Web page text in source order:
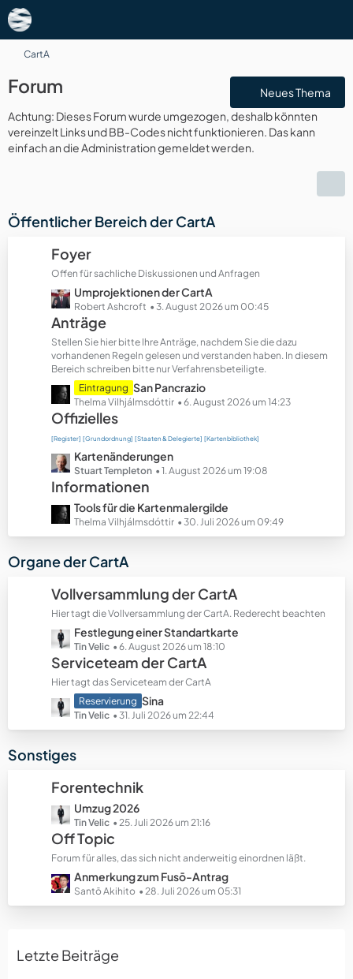
CartA
Forum
Neues Thema
Achtung: Dieses Forum wurde umgezogen, deshalb könnten
vereinzelt Links und BB-Codes nicht funktionieren. Das kann
einfach an die Administration gemeldet werden.
Öffentlicher Bereich der CartA
Foyer
Offen für sachliche Diskussionen und Anfragen
L
e
t
z
t
e
B
e
i
t
ä
g
e
Umprojektionen der CartA
Robert Ashcroft 3. August 2026 um 00:45
Anträge
Stellen Sie hier bitte Ihre Anträge, nachdem Sie die dazu
vorhandenen Regeln gelesen und verstanden haben. In diesem
Bereich schreiben bitte nur Verfahrensbeteiligte.
L
e
t
z
t
e
B
ä
e
Eintragung San Pancrazio
Thelma Vilhjálmsdóttir 6. August 2026 um 14:23
Offizielles
[Register] [Grundordnung] [Staaten & Delegierte] [Kartenbibliothek]
L
e
z
e
e
t
r
ä
g
e
Kartenänderungen
Stuart Templeton 1. August 2026 um 19:08
Informationen
L
e
t
t
e
B
e
i
t
r
ä
g
e
Tools für die Kartenmalergilde
Thelma Vilhjálmsdóttir 30. Juli 2026 um 09:49
Organe der CartA
Vollversammlung der CartA
Hier tagt die Vollversammlung der CartA. Rederecht beachten
L
e
t
z
t
e
B
i
r
ä
g
e
Festlegung einer Standartkarte
Tin Velic 6. August 2026 um 18:10
Serviceteam der CartA
Hier tagt das Serviceteam der CartA
L
e
t
t
e
B
e
i
t
r
ä
g
e
Reservierung Sina
Tin Velic 31. Juli 2026 um 22:44
Sonstiges
Forentechnik
L
e
t
z
t
e
B
t
r
Umzug 2026
Tin Velic 25. Juli 2026 um 21:16
Off Topic
Forum für alles, das sich nicht anderweitig einordnen läßt.
L
e
t
e
Anmerkung zum Fusō-Antrag
Santō Akihito 28. Juli 2026 um 05:31
Letzte Beiträge